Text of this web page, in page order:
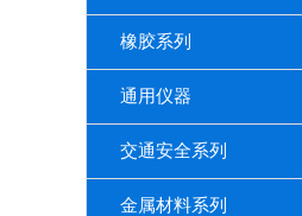
橡胶系列
通用仪器
交通安全系列
金属材料系列